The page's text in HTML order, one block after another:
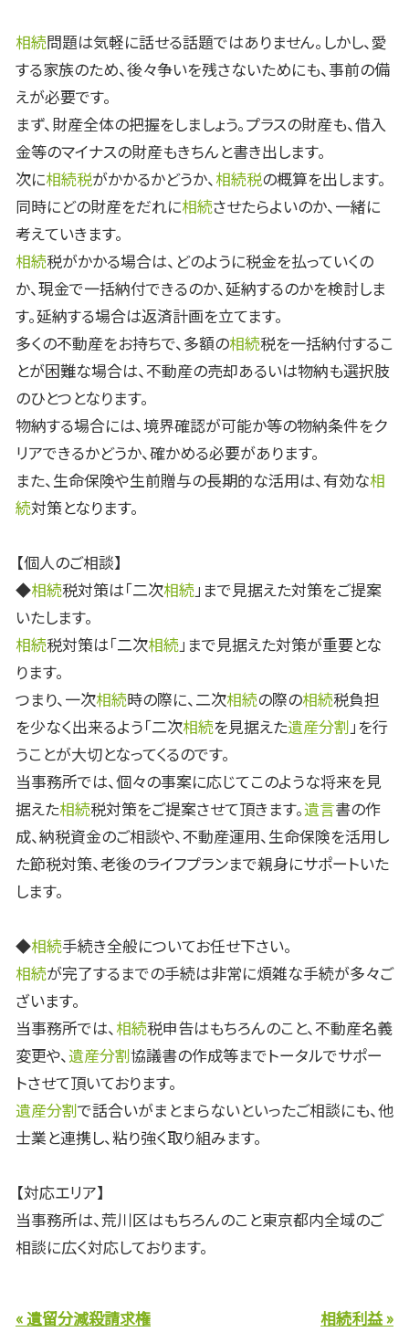
相続問題は気軽に話せる話題ではありません。しかし、愛
する家族のため、後々争いを残さないためにも、事前の備
えが必要です。
まず、財産全体の把握をしましょう。プラスの財産も、借入
金等のマイナスの財産もきちんと書き出します。
次に相続税がかかるかどうか、相続税の概算を出します。
同時にどの財産をだれに相続させたらよいのか、一緒に
考えていきます。
相続税がかかる場合は、どのように税金を払っていくの
か、現金で一括納付できるのか、延納するのかを検討しま
す。延納する場合は返済計画を立てます。
多くの不動産をお持ちで、多額の相続税を一括納付するこ
とが困難な場合は、不動産の売却あるいは物納も選択肢
のひとつとなります。
物納する場合には、境界確認が可能か等の物納条件をク
リアできるかどうか、確かめる必要があります。
また、生命保険や生前贈与の長期的な活用は、有効な相
続対策となります。
【個人のご相談】
◆相続税対策は「二次相続」まで見据えた対策をご提案
いたします。
相続税対策は「二次相続」まで見据えた対策が重要とな
ります。
つまり、一次相続時の際に、二次相続の際の相続税負担
を少なく出来るよう「二次相続を見据えた遺産分割」を行
うことが大切となってくるのです。
当事務所では、個々の事案に応じてこのような将来を見
据えた相続税対策をご提案させて頂きます。遺言書の作
成、納税資金のご相談や、不動産運用、生命保険を活用し
た節税対策、老後のライフプランまで親身にサポートいた
します。
◆相続手続き全般についてお任せ下さい。
相続が完了するまでの手続は非常に煩雑な手続が多々ご
ざいます。
当事務所では、相続税申告はもちろんのこと、不動産名義
変更や、遺産分割協議書の作成等までトータルでサポー
トさせて頂いております。
遺産分割で話合いがまとまらないといったご相談にも、他
士業と連携し、粘り強く取り組みます。
【対応エリア】
当事務所は、荒川区はもちろんのこと東京都内全域のご
相談に広く対応しております。
« 遺留分減殺請求権
相続利益 »